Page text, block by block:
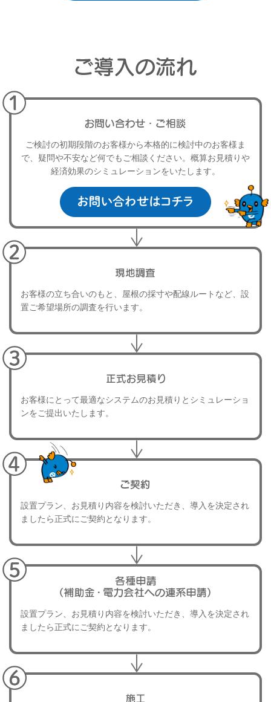
ご検討の初期段階のお客様から本格的に検討中のお客様ま
で、 疑問や不安など何でもご相談ください。 概算お見積りや
経済効果のシミュレーションをいたします。
お客様の立ち合いのもと、屋根の採寸や配線ルートなど、 設
置ご希望場所の調査を行います。
お客様にとって最適なシステムのお見積りと シミュレーショ
ンをご提出いたします。
設置プラン、お見積り内容を検討いただき、 導入を決定され
ましたら正式にご契約となります。
設置プラン、お見積り内容を検討いただき、 導入を決定され
ましたら正式にご契約となります。